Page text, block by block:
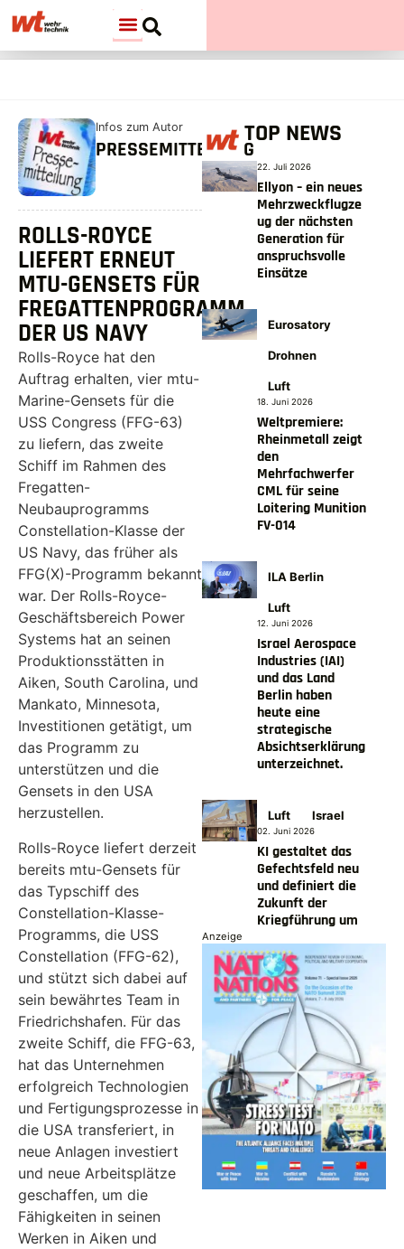
Infos zum Autor
PRESSEMITTEILUNG
ROLLS-ROYCE
LIEFERT ERNEUT
MTU-GENSETS FÜR
FREGATTENPROGRAMM
DER US NAVY
Rolls-Royce hat den
Auftrag erhalten, vier mtu-
Marine-Gensets für die
USS Congress (FFG-63)
zu liefern, das zweite
Schiff im Rahmen des
Fregatten-
Neubauprogramms
Constellation-Klasse der
US Navy, das früher als
FFG(X)-Programm bekannt
war. Der Rolls-Royce-
Geschäftsbereich Power
Systems hat an seinen
Produktionsstätten in
Aiken, South Carolina, und
Mankato, Minnesota,
Investitionen getätigt, um
das Programm zu
unterstützen und die
Gensets in den USA
herzustellen.
Rolls-Royce liefert derzeit
bereits mtu-Gensets für
das Typschiff des
Constellation-Klasse-
Programms, die USS
Constellation (FFG-62),
und stützt sich dabei auf
sein bewährtes Team in
Friedrichshafen. Für das
zweite Schiff, die FFG-63,
hat das Unternehmen
erfolgreich Technologien
und Fertigungsprozesse in
die USA transferiert, in
neue Anlagen investiert
und neue Arbeitsplätze
geschaffen, um die
Fähigkeiten in seinen
Werken in Aiken und
TOP NEWS
22. Juli 2026
Ellyon – ein neues
Mehrzweckflugze
ug der nächsten
Generation für
anspruchsvolle
Einsätze
Eurosatory
Drohnen
Luft
18. Juni 2026
Weltpremiere:
Rheinmetall zeigt
den
Mehrfachwerfer
CML für seine
Loitering Munition
FV-014
ILA Berlin
Luft
12. Juni 2026
Israel Aerospace
Industries (IAI)
und das Land
Berlin haben
heute eine
strategische
Absichtserklärung
unterzeichnet.
Luft Israel
02. Juni 2026
KI gestaltet das
Gefechtsfeld neu
und definiert die
Zukunft der
Kriegführung um
Anzeige